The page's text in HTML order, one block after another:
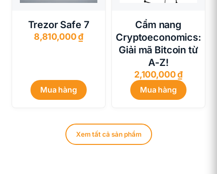
Trezor Safe 7
8,810,000₫
Mua hàng
Cẩm nang
Cryptoeconomics:
Giải mã Bitcoin từ
A-Z!
2,100,000₫
Mua hàng
Xem tất cả sản phẩm